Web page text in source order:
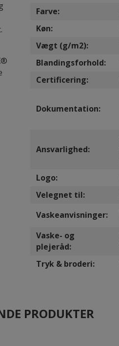
Farve:
Køn:
Vægt (g/m2):
Blandingsforhold:
Certificering:
Dokumentation:
Ansvarlighed:
Logo:
Velegnet til:
Vaskeanvisninger:
Vaske- og
plejeråd:
Tryk & broderi:
PRODUKTER